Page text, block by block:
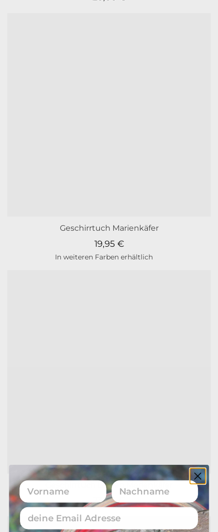
Geschirrtuch Marienkäfer
19,95 €
In weiteren Farben erhältlich
Geschirrtuch Leinen Marienkäfer
23,90€
Vorname Nachname
Email